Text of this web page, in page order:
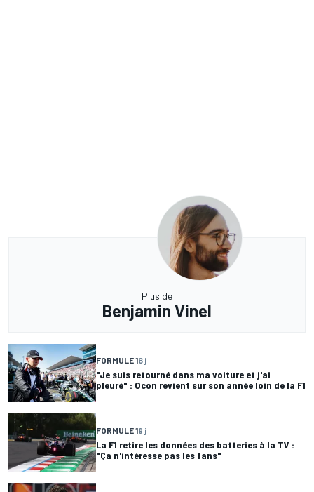
Plus de
Benjamin Vinel
FORMULE 16 j
"Je suis retourné dans ma voiture et j'ai
pleuré" : Ocon revient sur son année loin de la F1
FORMULE 19 j
La F1 retire les données des batteries à la TV :
"Ça n'intéresse pas les fans"